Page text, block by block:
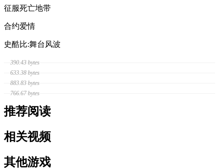
征服死亡地带
合约爱情
史酷比:舞台风波
390.43 bytes
633.38 bytes
883.83 bytes
766.67 bytes
推荐阅读
相关视频
其他游戏